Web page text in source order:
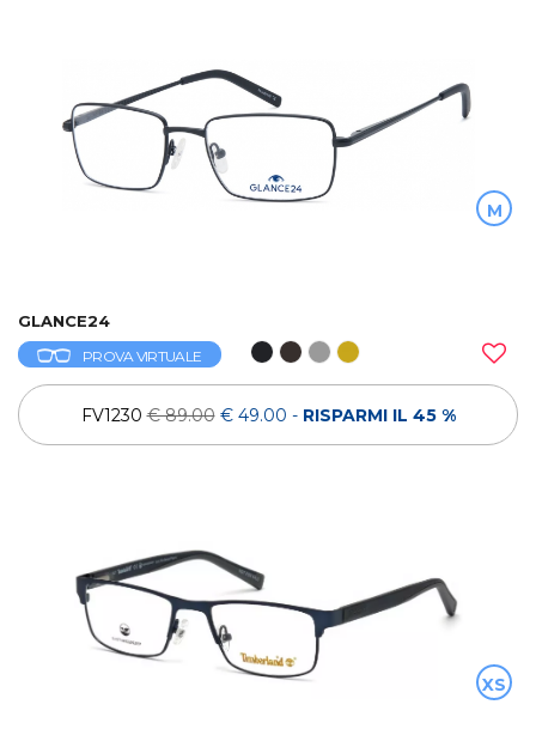
M
GLANCE24
PROVA VIRTUALE
FV1230€ 89.00 € 49.00 - RISPARMI IL 45 %
XS